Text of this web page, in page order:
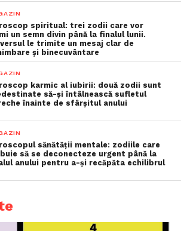
spiritual: trei zodii care vor
un semn divin până la finalul lunii.
le trimite un mesaj clar de
și binecuvântare
karmic al iubirii: două zodii sunt
să-și întâlnească sufletul
înainte de sfârșitul anului
sănătății mentale: zodiile care
să se deconecteze urgent până la
anului pentru a-și recăpăta echilibrul